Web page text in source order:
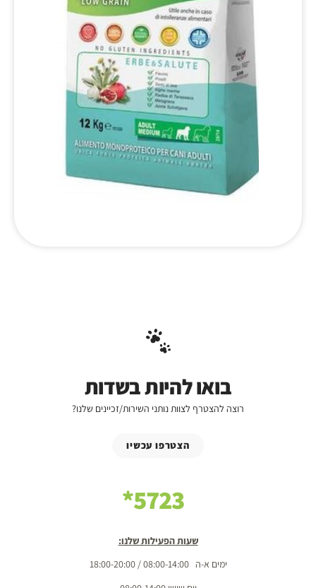
בואו להיות בשדות
רוצה להצטרף לצוות נותני השירות/זכיינים שלנו?
הצטרפו עכשיו
5723*
שעות הפעילות שלנו:
ימים א-ה 08:00-14:00 / 18:00-20:00